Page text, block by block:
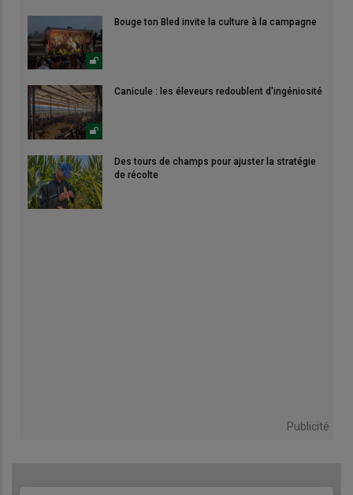
Bouge ton Bled invite la culture à la campagne
Canicule : les éleveurs redoublent d'ingéniosité
Des tours de champs pour ajuster la stratégie
de récolte
Publicité